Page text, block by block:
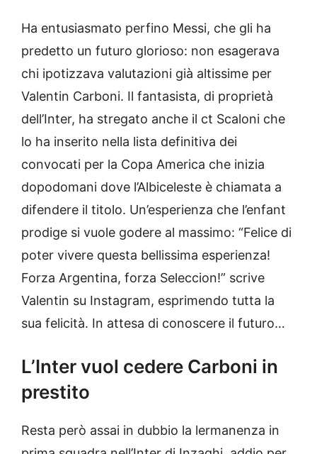
Ha entusiasmato perfino Messi, che gli ha
predetto un futuro glorioso: non esagerava
chi ipotizzava valutazioni già altissime per
Valentin Carboni. Il fantasista, di proprietà
dell’Inter, ha stregato anche il ct Scaloni che
lo ha inserito nella lista definitiva dei
convocati per la Copa America che inizia
dopodomani dove l’Albiceleste è chiamata a
difendere il titolo. Un’esperienza che l’enfant
prodige si vuole godere al massimo: “Felice di
poter vivere questa bellissima esperienza!
Forza Argentina, forza Seleccion!” scrive
Valentin su Instagram, esprimendo tutta la
sua felicità. In attesa di conoscere il futuro…
L’Inter vuol cedere Carboni in
prestito
Resta però assai in dubbio la lermanenza in